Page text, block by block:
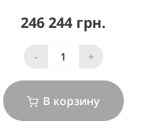
246 244 грн.
- +
В корзину